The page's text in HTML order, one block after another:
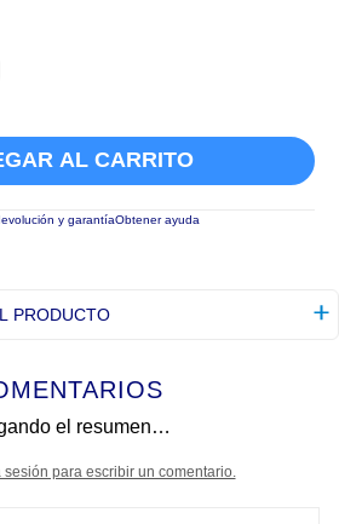
AL CARRITO
y garantíaObtener ayuda
PRODUCTO
el resumen…
sesión para escribir un comentario.